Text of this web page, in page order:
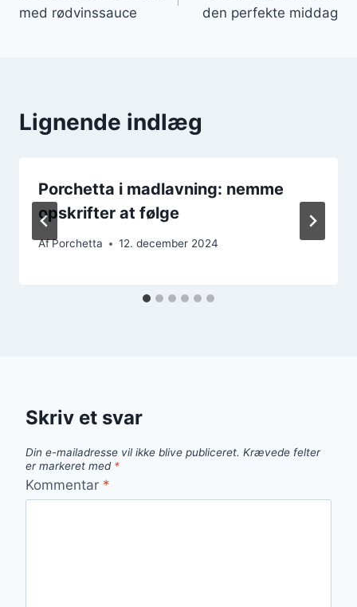
med rødvinssauce
den perfekte middag
Lignende indlæg
Porchetta i madlavning: nemme
opskrifter at følge
AfPorchetta 12. december 2024
Skriv et svar
Din e-mailadresse vil ikke blive publiceret. Krævede felter
er markeret med *
Kommentar *